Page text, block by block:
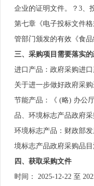
企业的证明文件。？3、
第七章《电子投标文件
管部门颁发的有效《食
三、采购项目需要落实
进口产品：政府采购进
关于进一步做好政府采
节能产品：《 (略) 办公
品、环境标志产品政府
环境标志产品：财政部
境标志产品政府采购品目
四、获取采购文件
时间： 2025-12-22 至